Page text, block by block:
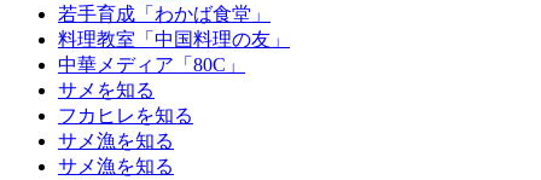
若手育成「わかば食堂」
料理教室「中国料理の友」
中華メディア「80C」
サメを知る
フカヒレを知る
サメ漁を知る
サメ漁を知る